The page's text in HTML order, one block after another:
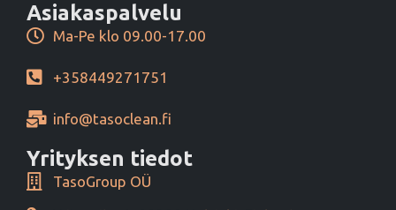
Asiakaspalvelu
Ma-Pe klo 09.00-17.00
+358449271751
info@tasoclean.fi
Yrityksen tiedot
TasoGroup OÜ